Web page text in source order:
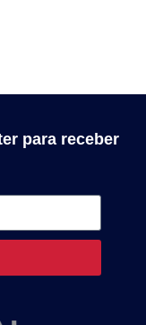
para receber